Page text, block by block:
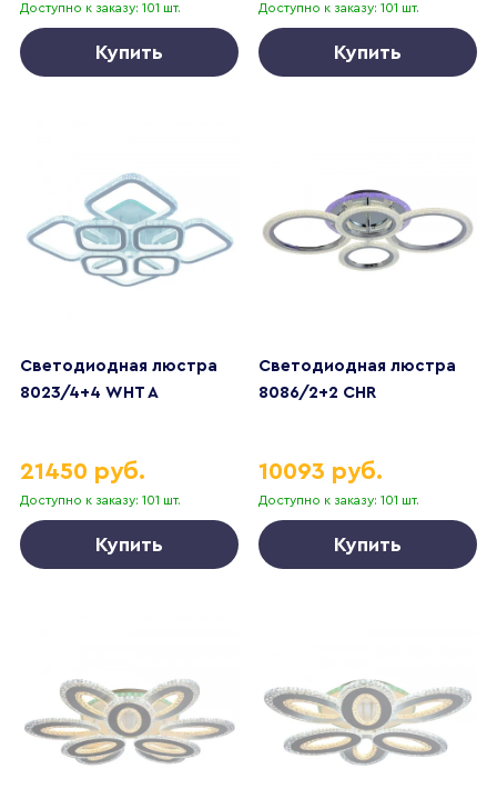
Доступно к заказу: 101 шт.
Купить
Доступно к заказу: 101 шт.
Купить
Светодиодная люстра
8023/4+4 WHT A
Доступно к заказу: 101 шт.
21450 руб.
Купить
Светодиодная люстра
8086/2+2 CHR
Доступно к заказу: 101 шт.
10093 руб.
Купить